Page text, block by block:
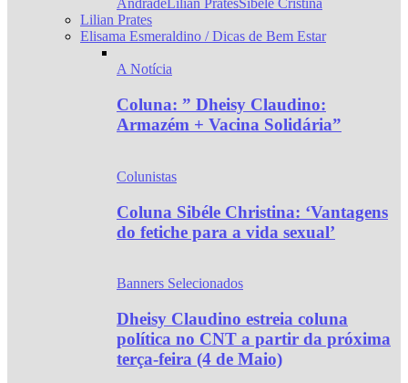
AndradeLilian PratesSibéle Cristina
Lilian Prates
Elisama Esmeraldino / Dicas de Bem Estar
A Notícia
Coluna: ” Dheisy Claudino:
Armazém + Vacina Solidária”
Colunistas
Coluna Sibéle Christina: ‘Vantagens
do fetiche para a vida sexual’
Banners Selecionados
Dheisy Claudino estreia coluna
política no CNT a partir da próxima
terça-feira (4 de Maio)